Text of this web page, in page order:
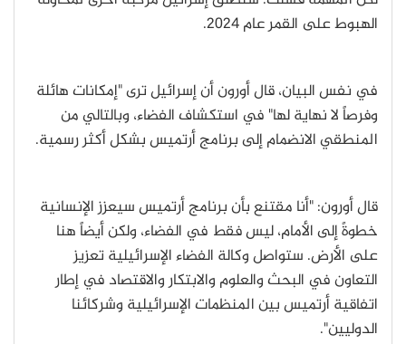
الهبوط على القمر عام 2024.
في نفس البيان، قال أورون أن إسرائيل ترى "إمكانات هائلة
وفرصاً لا نهاية لها" في استكشاف الفضاء، وبالتالي من
المنطقي الانضمام إلى برنامج أرتميس بشكل أكثر رسمية.
قال أورون: "أنا مقتنع بأن برنامج أرتميس سيعزز الإنسانية
خطوةً إلى الأمام، ليس فقط في الفضاء، ولكن أيضاً هنا
على الأرض. ستواصل وكالة الفضاء الإسرائيلية تعزيز
التعاون في البحث والعلوم والابتكار والاقتصاد في إطار
اتفاقية أرتميس بين المنظمات الإسرائيلية وشركائنا
الدوليين".